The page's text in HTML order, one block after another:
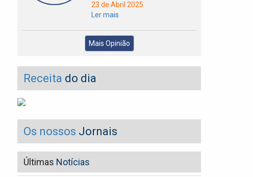
23 de Abril 2025
Ler mais
Mais Opinião
Receita do dia
Os nossos Jornais
Últimas Notícias